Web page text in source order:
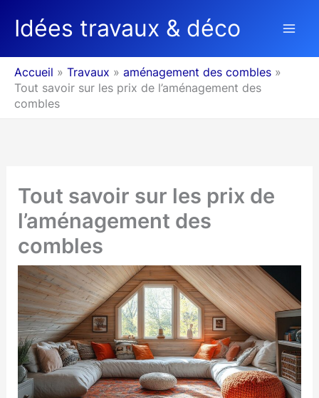
Idées travaux & déco
Accueil Travaux
aménagement des combles
Tout savoir sur les prix de l’aménagement des
combles
Tout savoir sur les prix de
l’aménagement des
combles